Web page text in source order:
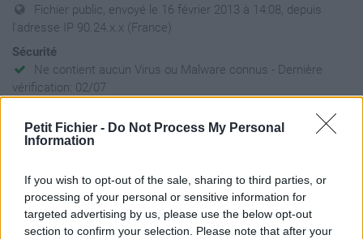
Petit Fichier - Do Not Process My Personal
Information
If you wish to opt-out of the sale, sharing to third parties, or
processing of your personal or sensitive information for
targeted advertising by us, please use the below opt-out
section to confirm your selection. Please note that after your
Fichier public, envoyé le 16 février 2013 à 14:08, depuis
l'adresse IP 90.24.x.x (France)
Sécurité
Ne contient aucun Virus ou Malware connus - Dernière
vérification: 02/07
La présente page de téléchargement a été vue 1408 fois depuis
l'envoi du fichier
https://www.petit-fichier.fr/2013/02/16/ovnis-l-armee-
demasquee-emmanuel-dehlinger/
Copier